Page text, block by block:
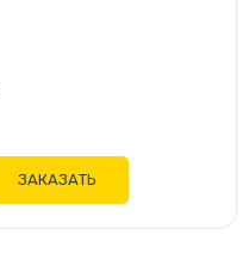
ЗАКАЗАТЬ